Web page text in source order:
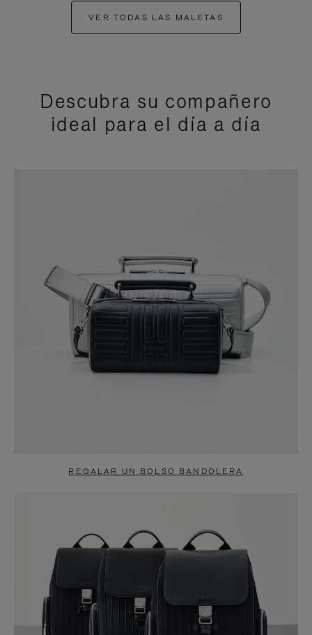
VER TODAS LAS MALETAS
Descubra su compañero
ideal para el día a día
REGALAR UN BOLSO BANDOLERA